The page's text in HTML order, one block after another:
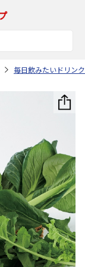
毎日飲みたいドリン